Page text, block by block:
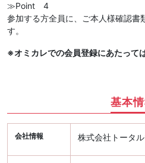
≫Point 4
参加する方全員に、ご本人様確認書
す。
※オミカレでの会員登録にあたって
基本
会社情報 株式会社トータ